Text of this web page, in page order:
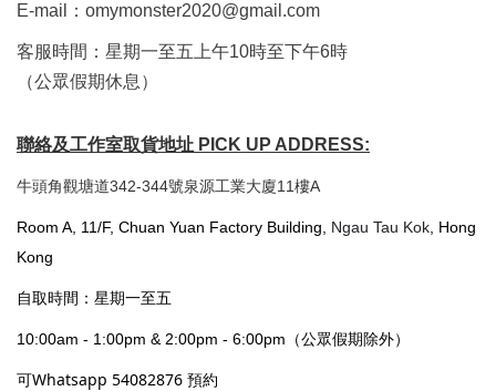
E-mail：omymonster2020@gmail.com
客服時間：星期一至五上午10時至下午6時
（公眾假期休息）
聯絡及工作室取貨地址 PICK UP ADDRESS:
牛頭角觀塘道342-344號泉源工業大廈11樓A
Room A, 11/F, Chuan Yuan Factory Building, Ngau Tau Kok , Hong
Kong
自取時間：星期一至五
10:00am - 1:00pm & 2:00pm - 6:00pm（公眾假期除外）
可Whatsapp 54082876 預約